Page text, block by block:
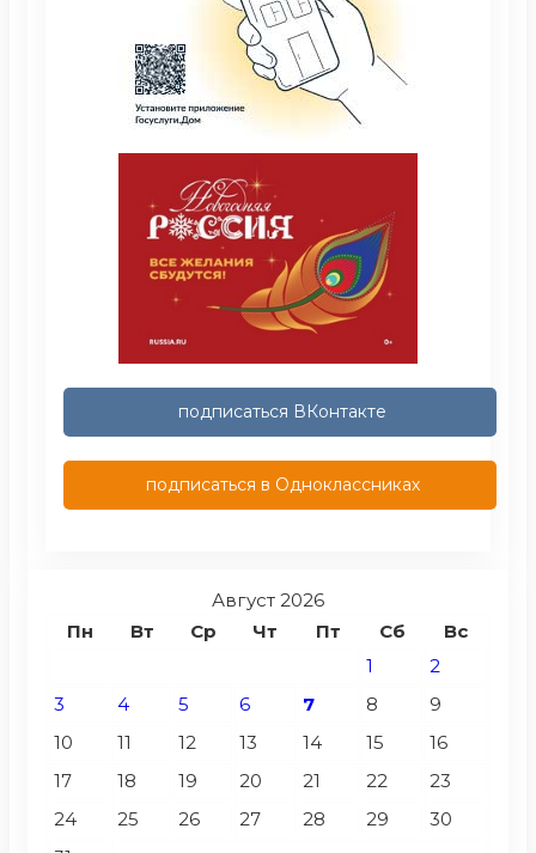
подписаться ВКонтакте
подписаться в Одноклассниках
Август 2026
Пн
Вт Ср Чт Пт Сб
Вс
1
2
3
4 5 6 7 8
9
10
11 12 13 14 15
16
17
18 19 20 21 22
23
24
25 26 27 28 29
30